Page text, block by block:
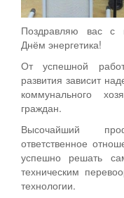
Поздравляю вас с
Днём энергетика!
От успешной
развития зависит
коммунального
граждан.
Высочайший
ответственное
успешно решать
техническим
технологии.